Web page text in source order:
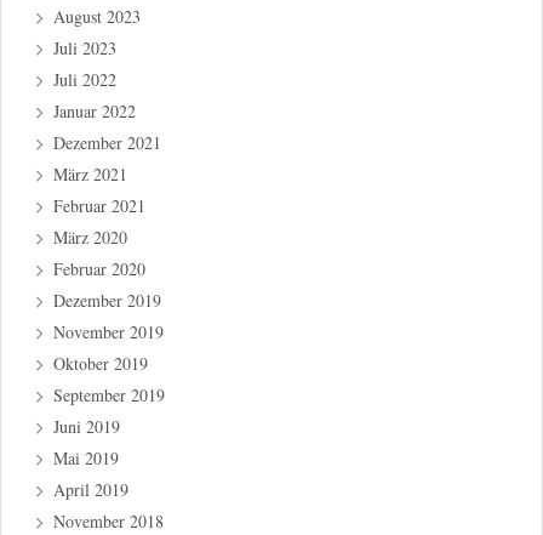
August 2023
Juli 2023
Juli 2022
Januar 2022
Dezember 2021
März 2021
Februar 2021
März 2020
Februar 2020
Dezember 2019
November 2019
Oktober 2019
September 2019
Juni 2019
Mai 2019
April 2019
November 2018